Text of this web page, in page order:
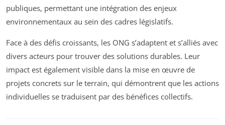
publiques, permettant une intégration des enjeux
environnementaux au sein des cadres législatifs.
Face à des défis croissants, les ONG s’adaptent et s’alliés avec
divers acteurs pour trouver des solutions durables. Leur
impact est également visible dans la mise en œuvre de
projets concrets sur le terrain, qui démontrent que les actions
individuelles se traduisent par des bénéfices collectifs.